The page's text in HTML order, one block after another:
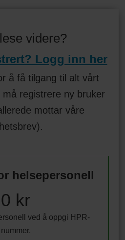
videre?
Logg inn her
å få tilgang til alt vårt
må registrere ny bruker
mottar våre
helsepersonell
0 kr
ved å oppgi HPR-
nummer.